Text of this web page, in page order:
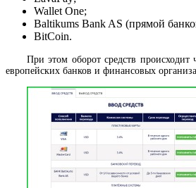
Wallet One;
Baltikums Bank AS (прямой
BitCoin.
При этом оборот средств
европейских банков и финансовых